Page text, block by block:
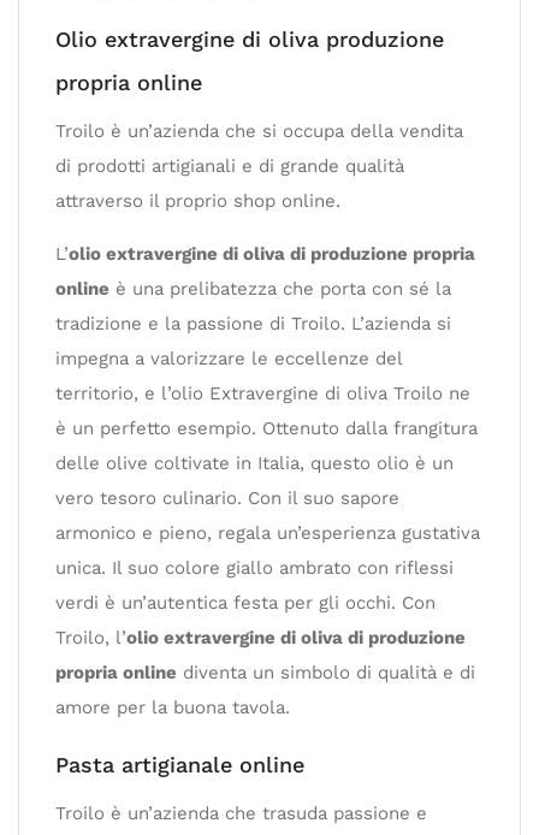
Olio extravergine di oliva produzione
propria online
Troilo è un’azienda che si occupa della vendita
di prodotti artigianali e di grande qualità
attraverso il proprio shop online.
L’olio extravergine di oliva di produzione propria
online è una prelibatezza che porta con sé la
tradizione e la passione di Troilo. L’azienda si
impegna a valorizzare le eccellenze del
territorio, e l’olio Extravergine di oliva Troilo ne
è un perfetto esempio. Ottenuto dalla frangitura
delle olive coltivate in Italia, questo olio è un
vero tesoro culinario. Con il suo sapore
armonico e pieno, regala un’esperienza gustativa
unica. Il suo colore giallo ambrato con riflessi
verdi è un’autentica festa per gli occhi. Con
Troilo, l’olio extravergine di oliva di produzione
propria online diventa un simbolo di qualità e di
amore per la buona tavola.
Pasta artigianale online
Troilo è un’azienda che trasuda passione e